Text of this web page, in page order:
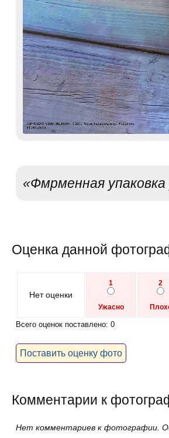
«Фмрменная
Оценка данной
Нет оценки
1
Ужасно
2
Всего оценок поставлено: 0
Поставить оценку фото
Комментарии к
Нет комментариев к фотографии.